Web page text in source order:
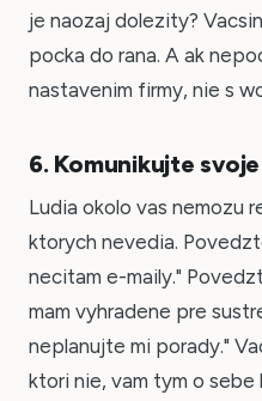
je naozaj dolezity?
pocka do rana. A ak
nastavenim firmy, nie s
6. Komunikujte
Ludia okolo vas nemozu
ktorych nevedia.
necitam e-maily."
mam vyhradene pre
neplanujte mi porady."
ktori nie, vam tym o